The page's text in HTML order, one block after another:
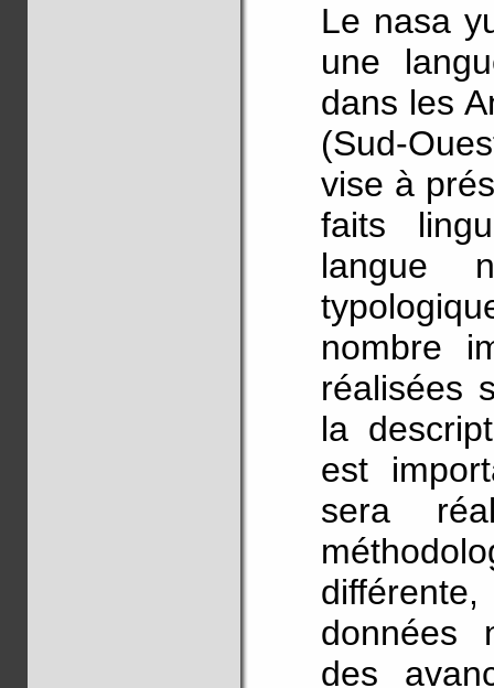
Le nasa
une
dans les
(Sud-
vise à
faits
langue
nombre
réalisées
la
est
sera
données
des